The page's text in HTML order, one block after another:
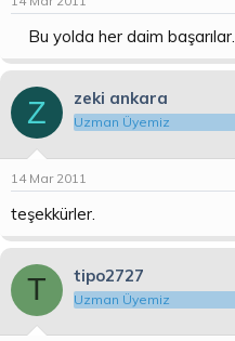
Bu yolda her daim başarılar.
Z zeki ankara
Uzman Üyemiz
14 Mar 2011
teşekkürler.
T tipo2727
Uzman Üyemiz